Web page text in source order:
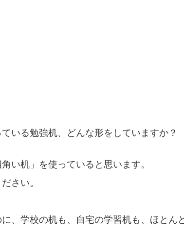
いる勉強机、どんな形をしていますか？
い机」を使っていると思います。
さい。
、学校の机も、自宅の学習机も、ほとん